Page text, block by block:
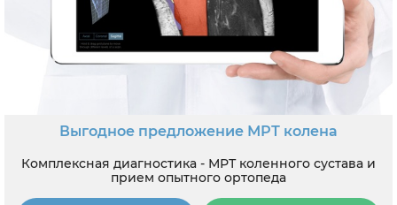
Выгодное предложение МРТ колена
Комплексная диагностика - МРТ коленного сустава и
прием опытного ортопеда